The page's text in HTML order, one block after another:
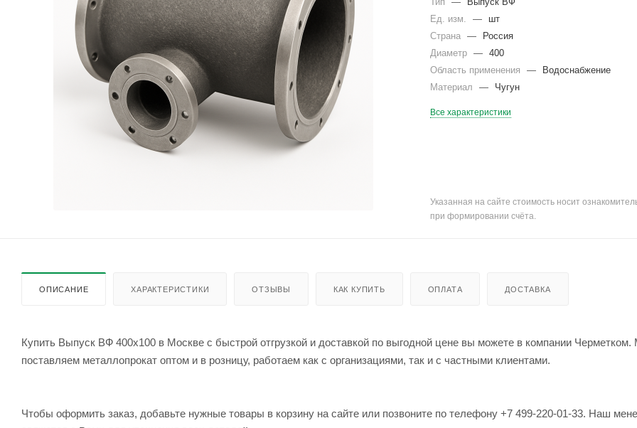
Ед. изм.
—
шт
Страна
—
Россия
Диаметр
—
400
Область применения
—
Водоснабжение
Материал
— Чугун
Все характеристики
Указанная на сайте стоимость носит
при формировании счёта.
ОПИСАНИЕ ХАРАКТЕРИСТИКИ ОТЗЫВЫ КАК КУПИТЬ ОПЛАТА ДОСТАВКА
Купить Выпуск ВФ 400х100 в Москве с быстрой отгрузкой и доставкой по выгодной цене вы можете в компании
поставляем металлопрокат оптом и в розницу, работаем как с организациями, так и с частными клиентами.
Чтобы оформить заказ, добавьте нужные товары в корзину на сайте или позвоните по телефону +7 499-220-01-33. Наш